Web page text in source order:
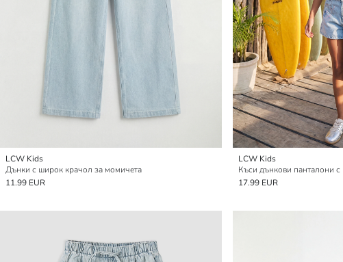
LCW Kids
Дънки с широк крачол за момичета
11.99 EUR
LCW Kids
17.99 EUR